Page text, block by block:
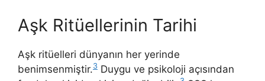
Aşk Ritüellerinin Tarihi
Aşk ritüelleri dünyanın her yerinde
benimsenmiştir.3 Duygu ve psikoloji açısından